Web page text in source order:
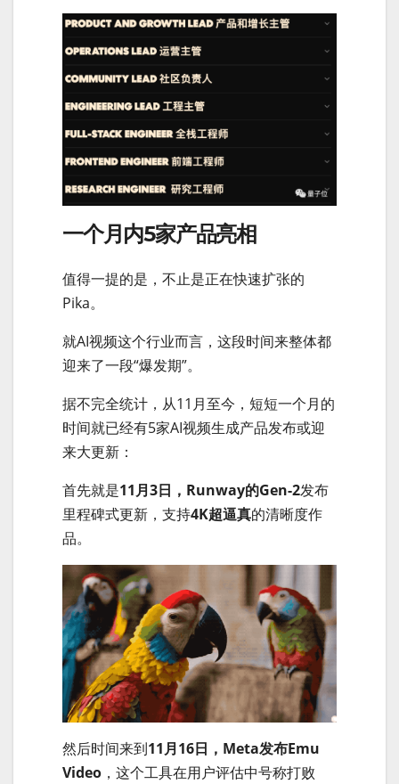
一个月内5家产品亮相
值得一提的是，不止是正在快速扩张的
Pika。
就AI视频这个行业而言，这段时间来整体都
迎来了一段“爆发期”。
据不完全统计，从11月至今，短短一个月的
时间就已经有5家AI视频生成产品发布或迎
来大更新：
首先就是11月3日，Runway的Gen-2发布
里程碑式更新，支持4K超逼真的清晰度作
品。
然后时间来到11月16日，Meta发布Emu
Video ，这个工具在用户评估中号称打败